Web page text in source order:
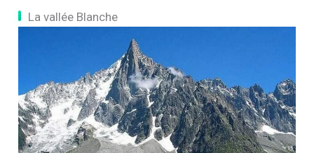
La vallée Blanche